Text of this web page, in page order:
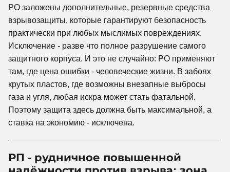
РО заложены дополнительные, резервные средства
взрывозащиты, которые гарантируют безопасность
практически при любых мыслимых повреждениях.
Исключение - разве что полное разрушение самого
защитного корпуса. И это не случайно: РО применяют
там, где цена ошибки - человеческие жизни. В забоях
крутых пластов, где возможны внезапные выбросы
газа и угля, любая искра может стать фатальной.
Поэтому защита здесь должна быть максимальной, а
ставка на экономию - исключена.
РП - рудничное повышенной